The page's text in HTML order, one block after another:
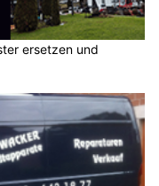
ersetzen und